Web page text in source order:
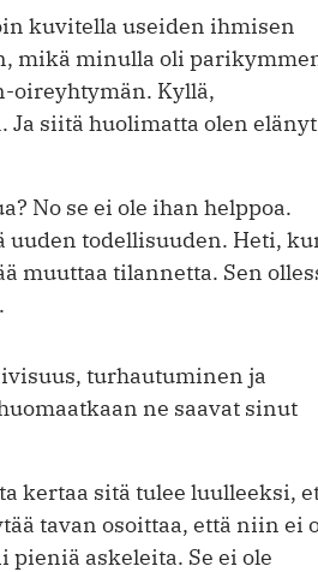
kuvitella useiden ihmisen
mikä minulla oli
oireyhtymän. Kyllä,
siitä huolimatta olen elänyt
No se ei ole ihan helppoa.
todellisuuden. Heti,
muuttaa tilannetta. Sen
turhautuminen ja
ne saavat sinut
kertaa sitä tulee luulleeksi,
tavan osoittaa, että niin ei
pieniä askeleita. Se ei ole